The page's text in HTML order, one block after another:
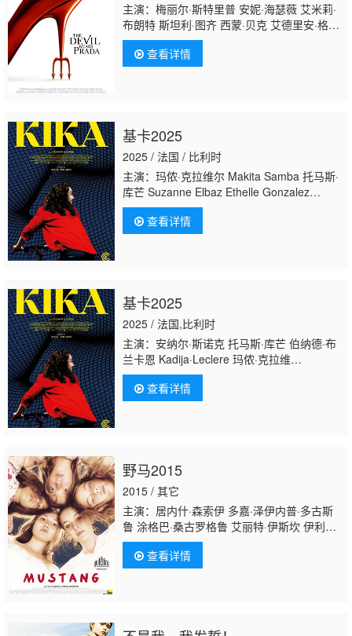
主演：梅丽尔·斯特里普 安妮·海瑟薇 艾米莉·
布朗特 斯坦利·图齐 西蒙·贝克 艾德里安·格尼
尔 翠茜·索姆斯 里奇·索莫 丹尼尔·逊亚塔 大卫
·马歇尔·格兰特 詹姆斯·诺顿 蒂波·费德曼 丽贝
卡·麦德 Jimena Hoyos 吉赛尔·邦辰 乔治·乌尔
丽莎·萨瑟兰 Robert Verdi Paul Keany David
Callegati
查看详情
基卡2025
2025 / 法国 / 比利时
主演：玛侬·克拉维尔 Makita Samba 托马斯·
库芒 Suzanne Elbaz Ethelle Gonzalez
Lardued 伯纳德·布兰卡恩 Kadija Leclere 安
纳尔·斯诺克 Thierry Hellin 埃洛迪·巴特尔斯
查看详情
基卡2025
2025 / 法国,比利时
主演：安纳尔·斯诺克 托马斯·库芒 伯纳德·布
兰卡恩 Kadija·Leclere 玛侬·克拉维
尔 Makita·Samba Suzanne·Elbaz
查看详情
野马2015
2015 / 其它
主演：居内什·森索伊 多嘉·泽伊内普·多古斯
鲁 涂格巴·桑古罗格鲁 艾丽特·伊斯坎 伊利亚
达·阿克迪肯 Nihal G. Koldas 艾贝尔克·佩克
詹 Bahar Kerimoglu 布拉克·伊依特 Erol
Afsin Suzanne Marrot Serife Kara Aynur
查看详情